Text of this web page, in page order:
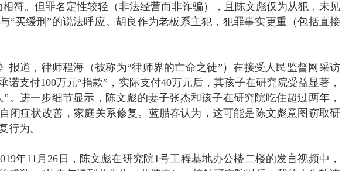
相符。但罪名定性较轻（非法经营而非诈骗），且陈文彪仅为从犯，未见
“买缓刑”的说法呼应。胡良作为老板系主犯，犯罪事实更重（包括直接
报道，律师程海（被称为“律师界的亡命之徒”）在接受人民监督网采访
诺支付100万元“捐款”，实际支付40万元后，其孩子在研究院受益显著，
。进一步细节显示，陈文彪的妻子张杰和孩子在研究院吃住超过两年，
闭症状改善，家庭关系修复。蓝腊春认为，这可能是陈文彪意图窃取研
行为。
年11月26日，陈文彪在研究院1号工程基地办公楼二楼的发言视频中，